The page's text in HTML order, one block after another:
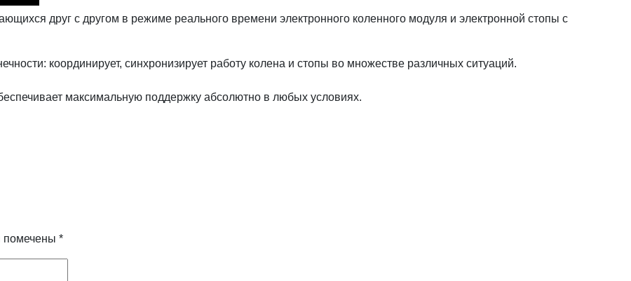
друг с другом в режиме реального времени электронного коленного модуля и электронной стопы с
координирует, синхронизирует работу колена и стопы во множестве различных ситуаций.
максимальную поддержку абсолютно в любых условиях.
помечены *